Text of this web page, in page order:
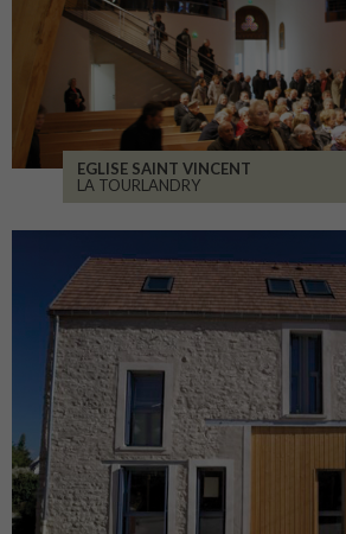
EGLISE SAINT VINCENT
LA TOURLANDRY